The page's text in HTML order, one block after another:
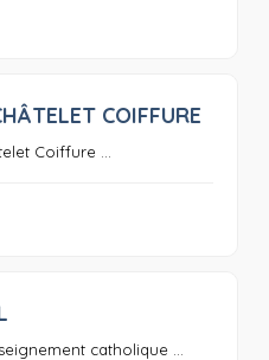
0
COIFFURE
Coiffure ...
catholique ...